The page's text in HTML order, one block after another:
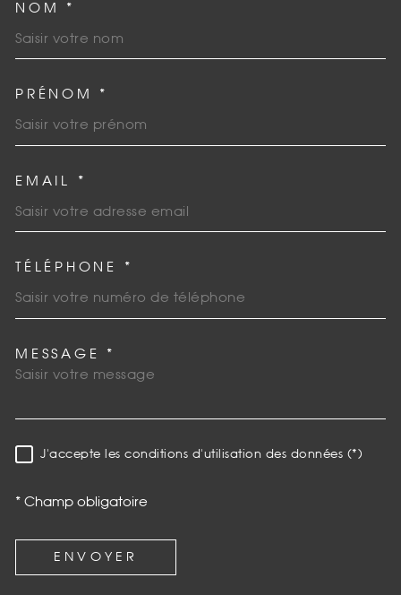
NOM *
PRÉNOM *
EMAIL *
TÉLÉPHONE *
MESSAGE *
RÈGLEMENTATION
J'accepte les conditions d'utilisation des données (*)
* Champ obligatoire
ENVOYER